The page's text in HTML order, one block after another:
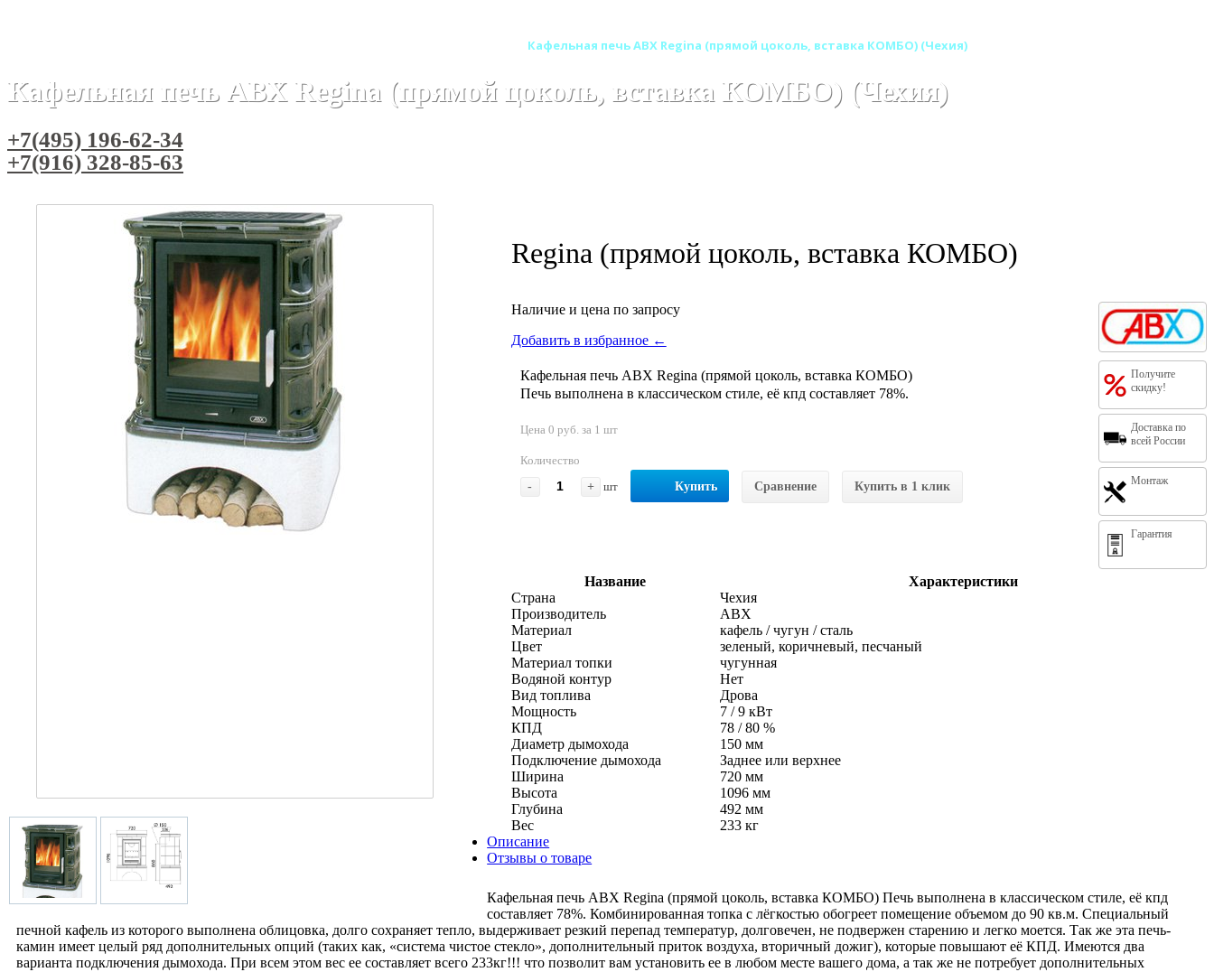
Кафельная печь ABX Regina (прямой цоколь, вставка КОМБО) (Чехия)
Кафельная печь ABX Regina (прямой цоколь, вставка КОМБО) (Чехия)
+7(495) 196-62-34
+7(916) 328-85-63
Regina (прямой цоколь, вставка КОМБО)
Получите
скидку!
Доставка по
всей России
Монтаж
Гарантия
Наличие и цена по запросу
Добавить в избранное ←
Кафельная печь ABX Regina (прямой цоколь, вставка КОМБО)
Печь выполнена в классическом стиле, её кпд составляет 78%.
Цена 0 руб. за 1 шт
Количество
-
+ шт Купить Сравнение Купить в 1 клик
Название
Характеристики
Страна
Чехия
Производитель
ABX
Материал
кафель / чугун / сталь
Цвет
зеленый, коричневый, песчаный
Материал топки
чугунная
Водяной контур
Нет
Вид топлива
Дрова
Мощность
7 / 9 кВт
КПД
78 / 80 %
Диаметр дымохода
150 мм
Подключение дымохода
Заднее или верхнее
Ширина
720 мм
Высота
1096 мм
Глубина
492 мм
Вес
233 кг
Описание
Отзывы о товаре
Кафельная печь ABX Regina (прямой цоколь, вставка КОМБО) Печь выполнена в классическом стиле, её кпд
составляет 78%. Комбинированная топка с лёгкостью обогреет помещение объемом до 90 кв.м. Специальный
печной кафель из которого выполнена облицовка, долго сохраняет тепло, выдерживает резкий перепад температур, долговечен, не подвержен старению и легко моется. Так же эта печь-
камин имеет целый ряд дополнительных опций (таких как, «система чистое стекло», дополнительный приток воздуха, вторичный дожиг), которые повышают её КПД. Имеются два
варианта подключения дымохода. При всем этом вес ее составляет всего 233кг!!! что позволит вам установить ее в любом месте вашего дома, а так же не потребует дополнительных